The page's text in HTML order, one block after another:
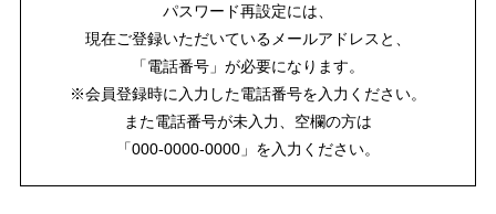
パスワード再設定には、
現在ご登録いただいているメールアドレスと、
「電話番号」が必要になります。
※会員登録時に入力した電話番号を入力ください。
また電話番号が未入力、空欄の方は
「000-0000-0000」を入力ください。